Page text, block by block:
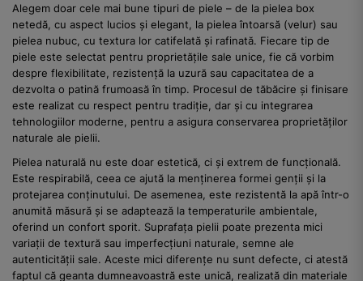
Alegem doar cele mai bune tipuri de piele – de la pielea box
netedă, cu aspect lucios și elegant, la pielea întoarsă (velur) sau
pielea nubuc, cu textura lor catifelată și rafinată. Fiecare tip de
piele este selectat pentru proprietățile sale unice, fie că vorbim
despre flexibilitate, rezistență la uzură sau capacitatea de a
dezvolta o patină frumoasă în timp. Procesul de tăbăcire și finisare
este realizat cu respect pentru tradiție, dar și cu integrarea
tehnologiilor moderne, pentru a asigura conservarea proprietăților
naturale ale pielii.
Pielea naturală nu este doar estetică, ci și extrem de funcțională.
Este respirabilă, ceea ce ajută la menținerea formei genții și la
protejarea conținutului. De asemenea, este rezistentă la apă într-o
anumită măsură și se adaptează la temperaturile ambientale,
oferind un confort sporit. Suprafața pielii poate prezenta mici
variații de textură sau imperfecțiuni naturale, semne ale
autenticității sale. Aceste mici diferențe nu sunt defecte, ci atestă
faptul că geanta dumneavoastră este unică, realizată din materiale